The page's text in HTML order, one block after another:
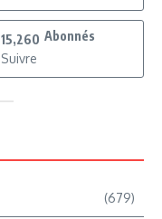
15,260 Abonnés
Suivre
(679)